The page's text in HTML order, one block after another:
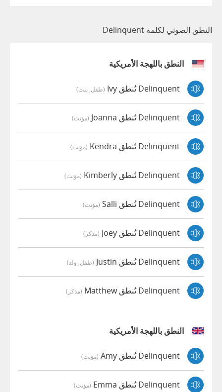
النطق الصوتي لكلمة Delinquent
النطق باللهجة الأمريكية
Delinquent تُنطق Ivy (طفل, بنت)
Delinquent تُنطق Joanna (مؤنث)
Delinquent تُنطق Kendra (مؤنث)
Delinquent تُنطق Kimberly (مؤنث)
Delinquent تُنطق Salli (مؤنث)
Delinquent تُنطق Joey (مذكر)
Delinquent تُنطق Justin (طفل, ولد)
Delinquent تُنطق Matthew (مذكر)
النطق باللهجة الأمريكية
Delinquent تُنطق Amy (مؤنث)
Delinquent تُنطق Emma (مؤنث)